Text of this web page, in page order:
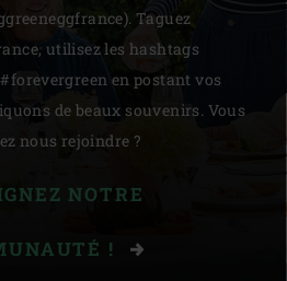
Taguez
utilisez les hashtags
en postant vos
de beaux souvenirs. Vous
nous rejoindre ?
NOTRE
!